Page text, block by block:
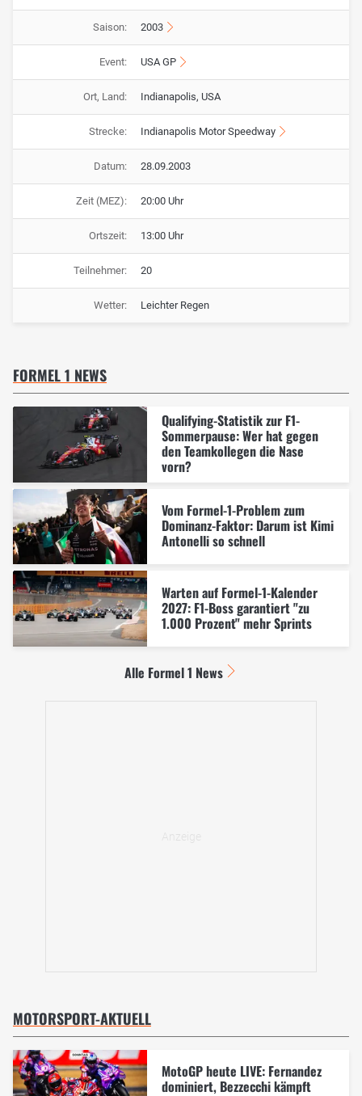
Saison: 2003
Event: USA GP
Ort, Land: Indianapolis, USA
Strecke: Indianapolis Motor Speedway
Datum: 28.09.2003
Zeit (MEZ): 20:00 Uhr
Ortszeit: 13:00 Uhr
Teilnehmer: 20
Wetter: Leichter Regen
FORMEL 1 NEWS
Qualifying-Statistik zur F1-
Sommerpause: Wer hat gegen
den Teamkollegen die Nase
vorn?
Vom Formel-1-Problem zum
Dominanz-Faktor: Darum ist Kimi
Antonelli so schnell
Warten auf Formel-1-Kalender
2027: F1-Boss garantiert "zu
1.000 Prozent" mehr Sprints
Alle Formel 1 News
MOTORSPORT-AKTUELL
MotoGP heute LIVE: Fernandez
dominiert, Bezzecchi kämpft